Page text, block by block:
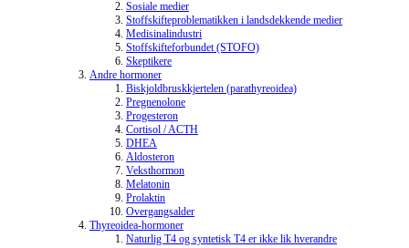
Sosiale medier
Stoffskifteproblematikken i landsdekkende medier
Medisinalindustri
Stoffskifteforbundet (STOFO)
Skeptikere
Andre hormoner
Biskjoldbruskkjertelen (parathyreoidea)
Pregnenolone
Progesteron
Cortisol / ACTH
DHEA
Aldosteron
Veksthormon
Melatonin
Prolaktin
Overgangsalder
Thyreoidea-hormoner
Naturlig T4 og syntetisk T4 er ikke lik hverandre